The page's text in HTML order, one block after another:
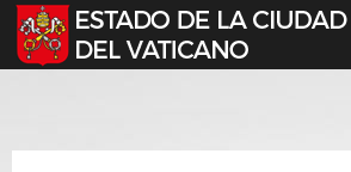
Seleccione su idioma